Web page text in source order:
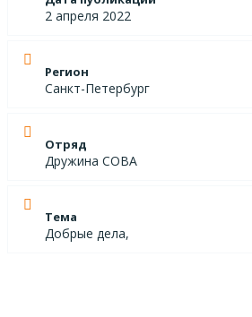
2 апреля 2022
Регион
Санкт-Петербург
Отряд
Дружина СОВА
Тема
Добрые дела,